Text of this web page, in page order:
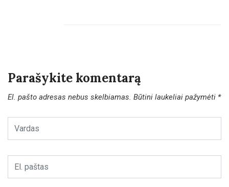
Parašykite komentarą
El. pašto adresas nebus skelbiamas. Būtini laukeliai pažymėti *